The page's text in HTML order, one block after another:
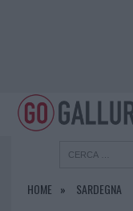
HOME SARDEGNA